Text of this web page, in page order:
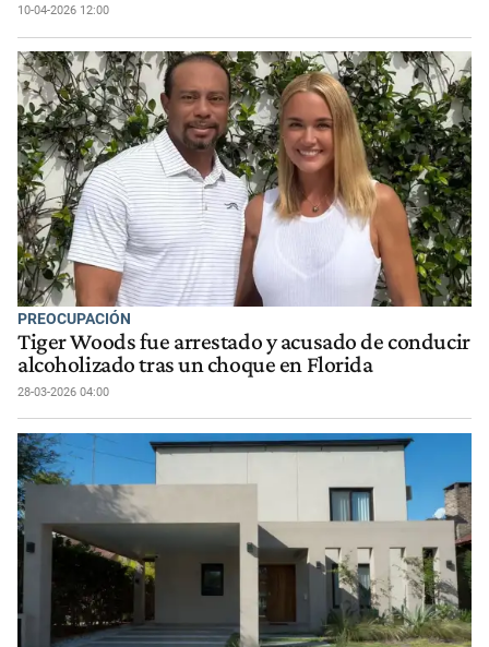
10-04-2026 12:00
PREOCUPACIÓN
Tiger Woods fue arrestado y acusado de conducir
alcoholizado tras un choque en Florida
28-03-2026 04:00